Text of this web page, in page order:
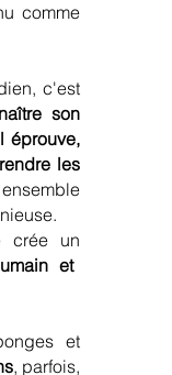
comme
c'est
son
éprouve,
les
crée un
et
et
, parfois,